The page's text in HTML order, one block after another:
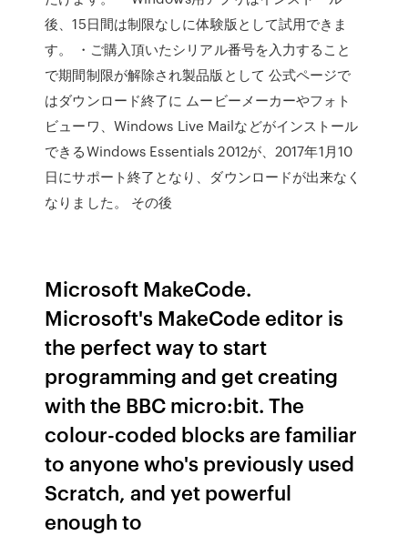
後、15日間は制限なしに体験版として試用できま
す。 ・ご購入頂いたシリアル番号を入力すること
で期間制限が解除され製品版として 公式ページで
はダウンロード終了に ムービーメーカーやフォト
ビューワ、Windows Live Mailなどがインストール
できるWindows Essentials 2012が、2017年1月10
日にサポート終了となり、ダウンロードが出来なく
なりました。 その後
Microsoft MakeCode.
Microsoft's MakeCode editor is
the perfect way to start
programming and get creating
with the BBC micro:bit. The
colour-coded blocks are familiar
to anyone who's previously used
Scratch, and yet powerful
enough to